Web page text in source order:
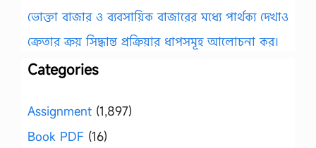
ভোক্তা বাজার ও ব্যবসায়িক বাজারের মধ্যে পার্থক্য দেখাও
ক্রেতার ক্রয় সিদ্ধান্ত প্রক্রিয়ার ধাপসমূহ আলোচনা কর।
Categories
Assignment (1,897)
Book PDF (16)